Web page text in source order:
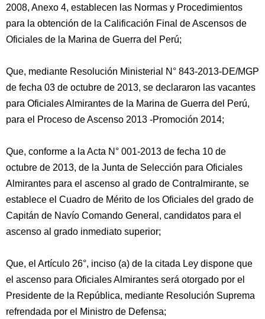
2008, Anexo 4, establecen las Normas y Procedimientos
para la obtención de la Calificación Final de Ascensos de
Oficiales de la Marina de Guerra del Perú;
Que, mediante Resolución Ministerial N° 843-2013-DE/MGP
de fecha 03 de octubre de 2013, se declararon las vacantes
para Oficiales Almirantes de la Marina de Guerra del Perú,
para el Proceso de Ascenso 2013 -Promoción 2014;
Que, conforme a la Acta N° 001-2013 de fecha 10 de
octubre de 2013, de la Junta de Selección para Oficiales
Almirantes para el ascenso al grado de Contralmirante, se
establece el Cuadro de Mérito de los Oficiales del grado de
Capitán de Navío Comando General, candidatos para el
ascenso al grado inmediato superior;
Que, el Artículo 26°, inciso (a) de la citada Ley dispone que
el ascenso para Oficiales Almirantes será otorgado por el
Presidente de la República, mediante Resolución Suprema
refrendada por el Ministro de Defensa;